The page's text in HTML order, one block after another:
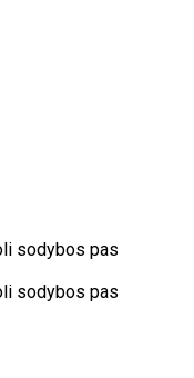
sodybos pas
sodybos pas